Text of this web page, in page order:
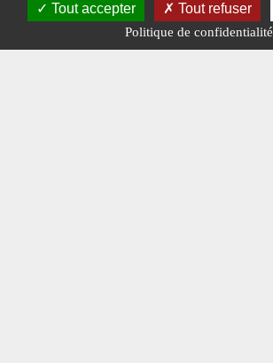
Tout accepter Tout refuser
Politique de confidentialité